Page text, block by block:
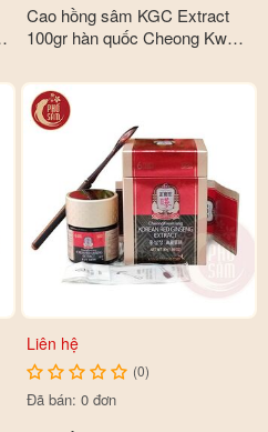
Cao hồng sâm KGC Extract
100gr hàn quốc Cheong Kwan
Liên hệ
(0)
Đã bán: 0 đơn